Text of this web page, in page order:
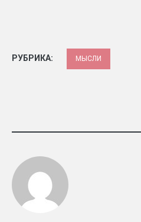
РУБРИКА: МЫСЛИ